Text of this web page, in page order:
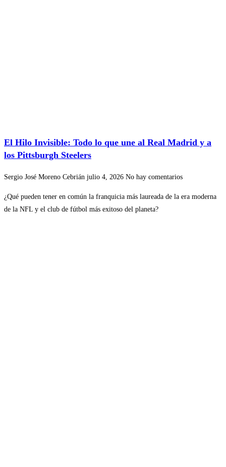
El Hilo Invisible: Todo lo que une al Real Madrid y a
los Pittsburgh Steelers
Sergio José Moreno Cebrián julio 4, 2026 No hay comentarios
¿Qué pueden tener en común la franquicia más laureada de la era moderna
de la NFL y el club de fútbol más exitoso del planeta?